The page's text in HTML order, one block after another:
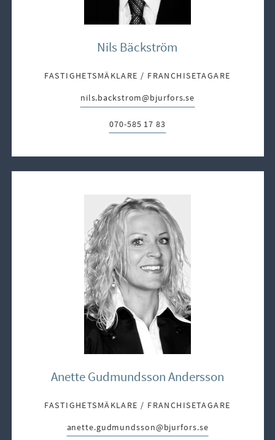
Nils Bäckström
FASTIGHETSMÄKLARE / FRANCHISETAGARE
E-post:
nils.backstrom@bjurfors.se
Telefon:
070-585 17 83
Anette Gudmundsson Andersson
FASTIGHETSMÄKLARE / FRANCHISETAGARE
E-post:
anette.gudmundsson@bjurfors.se